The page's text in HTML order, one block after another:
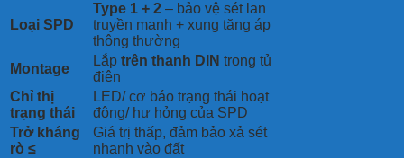
Loại SPD
Type 1 + 2 – bảo vệ sét lan
truyền mạnh + xung tăng áp
thông thường
Montage
Lắp trên thanh DIN trong tủ
điện
Chỉ thị
trạng thái
LED/ cơ báo trạng thái hoạt
động/ hư hỏng của SPD
Trở kháng
rò ≤
Giá trị thấp, đảm bảo xả sét
nhanh vào đất